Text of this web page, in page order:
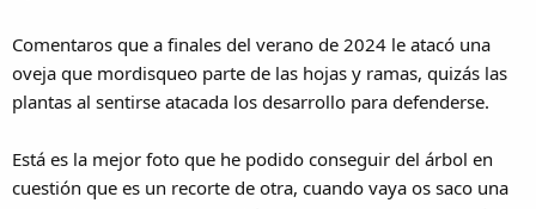
Comentaros que a finales del verano de 2024 le atacó una
oveja que mordisqueo parte de las hojas y ramas, quizás las
plantas al sentirse atacada los desarrollo para defenderse.
Está es la mejor foto que he podido conseguir del árbol en
cuestión que es un recorte de otra, cuando vaya os saco una